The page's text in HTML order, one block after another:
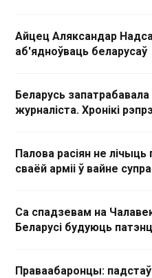
Айцец Аляксандар
аб'ядноўваць беларусаў
Беларусь
журналіста. Хронікі
Палова расіян не
сваёй арміі ў вайне
Са спадзевам на
Беларусі будуюць
Праваабаронцы: